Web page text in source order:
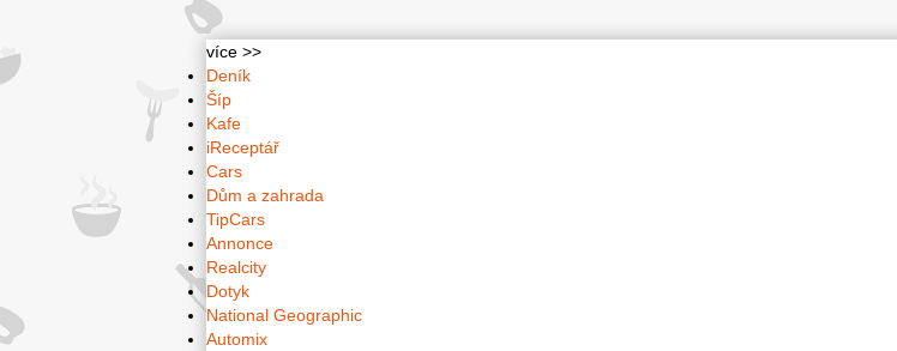
více >>
Deník
Šíp
Kafe
iReceptář
Cars
Dům a zahrada
TipCars
Annonce
Realcity
Dotyk
National Geographic
Automix